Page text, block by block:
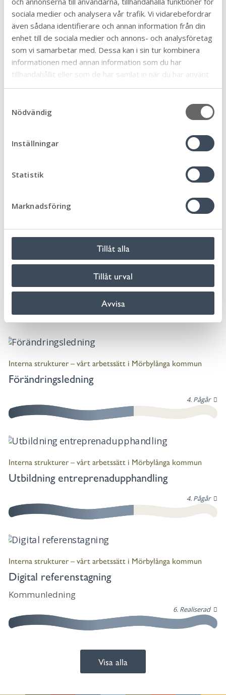
sociala medier och analysera vår trafik. Vi vidarebefordrar
även sådana identifierare och annan information från din
enhet till de sociala medier och annons- och analysföretag
som vi samarbetar med. Dessa kan i sin tur kombinera
informationen med annan information som du har
tillhandahållit eller som de har samlat in när du har använt
deras tjänster.
Nödvändig
Inställningar
Statistik
Marknadsföring
Tillåt alla
Tillåt urval
Avvisa
området informationshantering inom
kommunen.
Tidsram
2025-10-01–2027-09-30
Beställare
David Idermark
Projektledare
Program
kommun
Interna strukturer – vårt arbetssätt i Mörbylånga kommun
Interna strukturer – vårt arbetssätt i Mörbylånga kommun
Förändringsledning
4. Pågår
Interna strukturer – vårt arbetssätt i Mörbylånga kommun
Utbildning entreprenadupphandling
4. Pågår
Interna strukturer – vårt arbetssätt i Mörbylånga kommun
Digital referenstagning
Kommunledning
6. Realiserad
Visa alla